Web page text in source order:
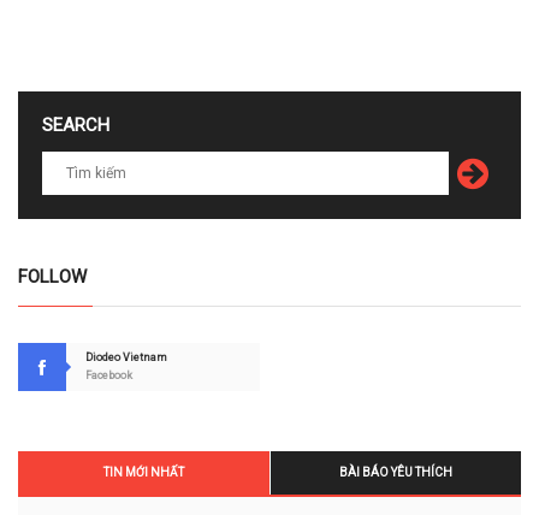
SEARCH
FOLLOW
Diodeo Vietnam
Facebook
TIN MỚI NHẤT BÀI BÁO YÊU THÍCH